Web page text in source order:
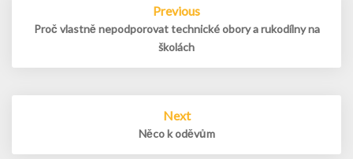
Previous
Proč vlastně nepodporovat technické obory a rukodílny na
školách
Next
Něco k oděvům